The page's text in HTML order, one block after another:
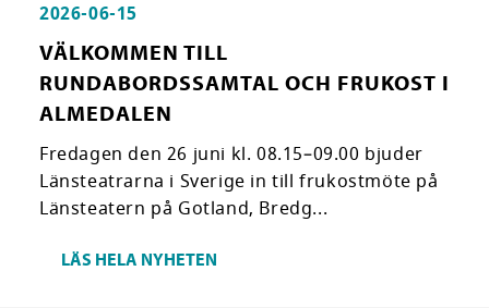
2026-06-15
VÄLKOMMEN TILL
RUNDABORDSSAMTAL OCH FRUKOST I
ALMEDALEN
Fredagen den 26 juni kl. 08.15–09.00 bjuder
Länsteatrarna i Sverige in till frukostmöte på
Länsteatern på Gotland, Bredg...
LÄS HELA NYHETEN